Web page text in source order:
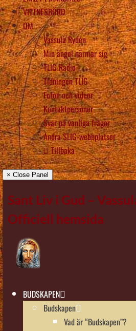
VITTNESBÖRD
OM
Vassula Rydén
Min ängel närmar sig
TLIG Radio
Tidningen TLIG
Foton och videor
Kontaktpersoner
Svar på vanliga frågor
Andra SLIG-webbplatser
Tillbaka
× Close Panel
Sant Liv i Gud –
Officiell hemsida
BUDSKAPEN
Budskapen
Vad är “Budskapen”?